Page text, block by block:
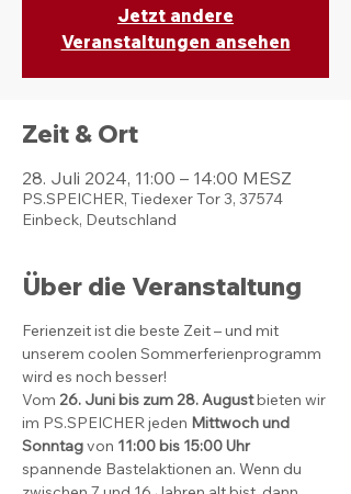
Jetzt andere
Veranstaltungen ansehen
Zeit & Ort
28. Juli 2024, 11:00 – 14:00 MESZ
PS.SPEICHER, Tiedexer Tor 3, 37574
Einbeck, Deutschland
Über die Veranstaltung
Ferienzeit ist die beste Zeit – und mit
unserem coolen Sommerferienprogramm
wird es noch besser!
Vom 26. Juni bis zum 28. August bieten wir
im PS.SPEICHER jeden Mittwoch und
Sonntag von 11:00 bis 15:00 Uhr
spannende Bastelaktionen an. Wenn du